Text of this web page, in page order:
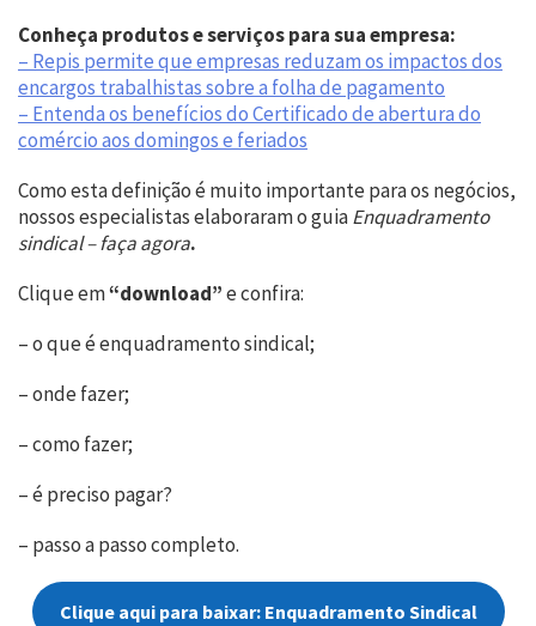
Conheça produtos e serviços para sua empresa:
– Repis permite que empresas reduzam os impactos dos
encargos trabalhistas sobre a folha de pagamento
– Entenda os benefícios do Certificado de abertura do
comércio aos domingos e feriados
Como esta definição é muito importante para os negócios,
nossos especialistas elaboraram o guiaEnquadramento
sindical – faça agora.
Clique em“download”e confira:
– o que é enquadramento sindical;
– onde fazer;
– como fazer;
– é preciso pagar?
– passo a passo completo.
Clique aqui para baixar: Enquadramento Sindical